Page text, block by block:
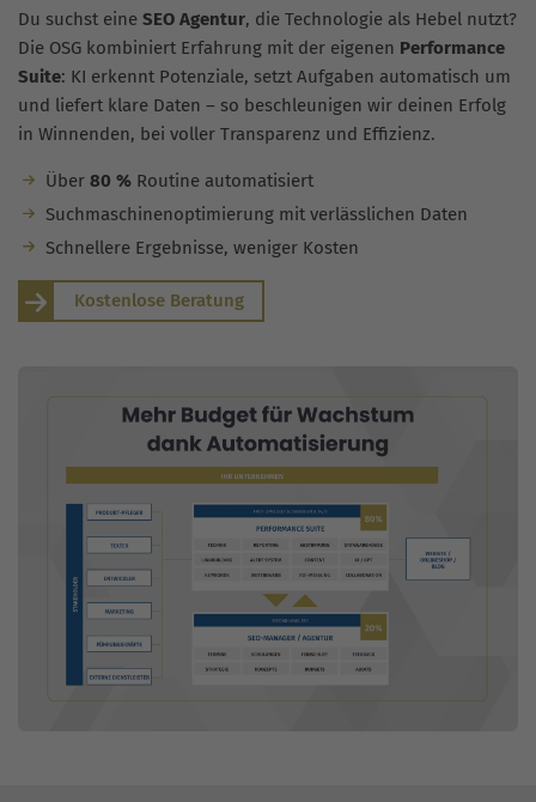
Du suchst eine SEO Agentur, die Technologie als Hebel nutzt?
Die OSG kombiniert Erfahrung mit der eigenen Performance
Suite: KI erkennt Potenziale, setzt Aufgaben automatisch um
und liefert klare Daten – so beschleunigen wir deinen Erfolg
in Winnenden, bei voller Transparenz und Effizienz.
Über 80 %Routine automatisiert
Suchmaschinenoptimierung mit verlässlichen Daten
Schnellere Ergebnisse, weniger Kosten
Kostenlose Beratung